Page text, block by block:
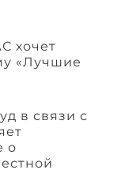
хочет
«Лучшие
в связи с
о